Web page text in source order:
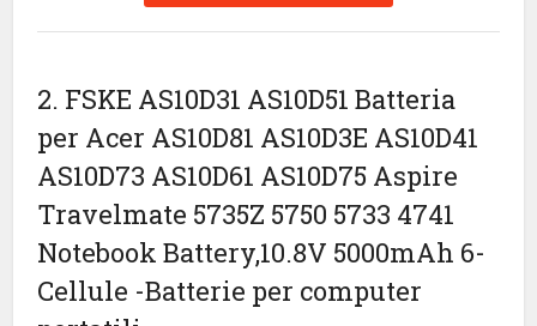
2. FSKE AS10D31 AS10D51 Batteria
per Acer AS10D81 AS10D3E AS10D41
AS10D73 AS10D61 AS10D75 Aspire
Travelmate 5735Z 5750 5733 4741
Notebook Battery,10.8V 5000mAh 6-
Cellule -Batterie per computer